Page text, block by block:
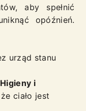
aby spełnić
opóźnień.
urząd stanu
i
ciało jest